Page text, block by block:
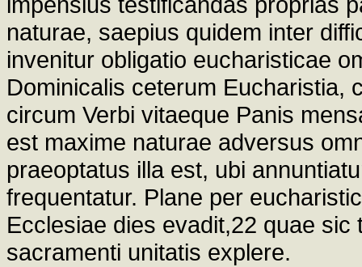
naturae, saepius quidem inter
invenitur obligatio eucharisticae
Dominicalis ceterum Eucharistia,
circum Verbi vitaeque Panis
est maxime naturae adversus
praeoptatus illa est, ubi
frequentatur. Plane per
Ecclesiae dies evadit,22 quae
sacramenti unitatis explere.